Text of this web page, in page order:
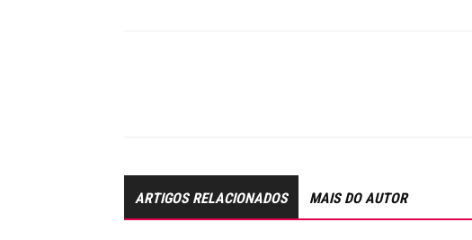
ARTIGOS RELACIONADOS MAIS DO AUTOR